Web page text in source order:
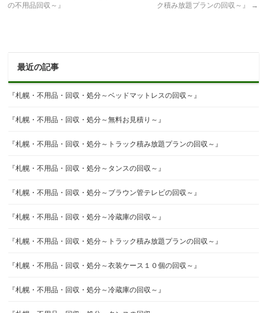
の不用品回収～』
ク積み放題プランの回収～』
→
最近の記事
『札幌・不用品・回収・処分～ベッドマットレスの回収～』
『札幌・不用品・回収・処分～無料お見積り～』
『札幌・不用品・回収・処分～トラック積み放題プランの回収～』
『札幌・不用品・回収・処分～タンスの回収～』
『札幌・不用品・回収・処分～ブラウン管テレビの回収～』
『札幌・不用品・回収・処分～冷蔵庫の回収～』
『札幌・不用品・回収・処分～トラック積み放題プランの回収～』
『札幌・不用品・回収・処分～衣装ケース１０個の回収～』
『札幌・不用品・回収・処分～冷蔵庫の回収～』